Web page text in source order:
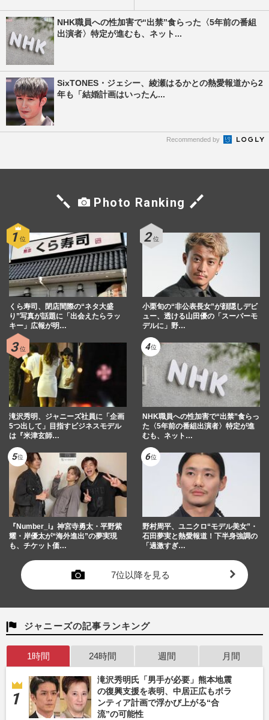
NHK職員への性加害で“出禁”食らった〈5年前の番組
出演者〉特定が進むも、ネット...
SixTONES・ジェシー、綾瀬はるかとの熱愛報道から2
年も「結婚計画はいったん...
Recommended by
Photo Ranking
くら寿司、閉店間際の“ネタ大盛
り”写真が話題に「出会えたらラッ
キー」広報が明…
小栗旬の“非公表長女”が顔隠しデビ
ュー、透ける山田優の「スーパーモ
デルに」野…
滝沢秀明、ジャニーズ社員に「企画
5つ出して」目指すビジネスモデル
は『米津玄師…
NHK職員への性加害で“出禁”食らっ
た〈5年前の番組出演者〉特定が進
むも、ネット…
『Number_i』神宮寺勇太・平野紫
耀・岸優太が“海外進出”の夢実現
も、チケット価…
野村周平、ユニクロ“モデル美女”・
石田夢実と熱愛報道！下半身強調の
「過激すぎ…
7位以降を見る
ジャニーズの記事ランキング
1時間 24時間 週間 月間
滝沢秀明氏「男手が必要」熊本地震
の復興支援を表明、中居正広もボラ
ンティア計画で浮かび上がる“合
流”の可能性